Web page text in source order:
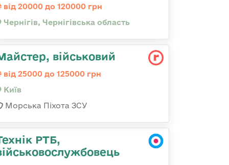
від 20000 до 120000 грн
Чернігів, Чернігівська область
військовий
від 25000 до 125000 грн
Київ
Морська Піхота ЗСУ
РТБ,